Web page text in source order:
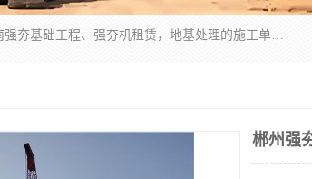
湖南业峻强夯基础工程有限公司是一家专业从事湖南强夯基础工程、强夯机租赁，地基处理的施工单位。业务覆盖：湖南、广东，江西等地。可承接1000KN.m-25000KN.m强夯（置换）工程。公司创始人是国内较早期从事强夯施工的建设者，经过多年的一步一个脚印的发展，在行业内具有较高的度和良好的口碑。
郴州强